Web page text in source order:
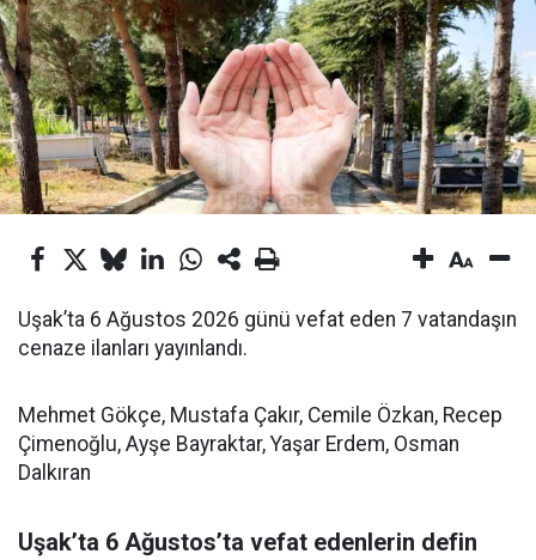
Uşak’ta 6 Ağustos 2026 günü vefat eden 7 vatandaşın
cenaze ilanları yayınlandı.
Mehmet Gökçe, Mustafa Çakır, Cemile Özkan, Recep
Çimenoğlu, Ayşe Bayraktar, Yaşar Erdem, Osman
Dalkıran
Uşak’ta 6 Ağustos’ta vefat edenlerin defin